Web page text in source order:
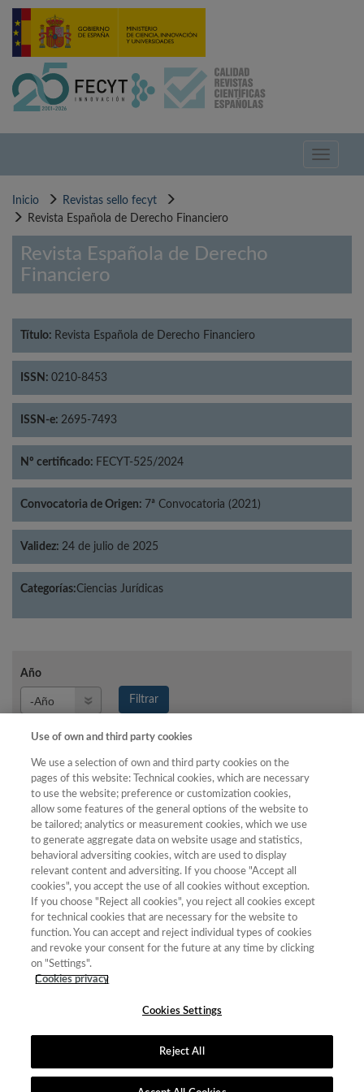
Pasar
contenido
Toggle
Inicio
Revistas sello fecyt
Revista Española de Derecho Financiero
Revista Española de Derecho
Financiero
Título: Revista Española de Derecho Financiero
ISSN: 0210-8453
ISSN-e: 2695-7493
Nº certificado: FECYT-525/2024
Convocatoria de Origen: 7ª Convocatoria (2021)
Validez: 24 de julio de 2025
Categorías:Ciencias Jurídicas
Año
Filtrar
Año Categoría
Puntuación
Posición
Total de
revistas
2021
Ciencias
Jurídicas
14.96 48 49
Ciencias
Jurídicas
65 68
2023
Ciencias
Jurídicas
14.55 68 68
2020
Ciencias
Jurídicas
calidad|Aviso Legal y Política de Privacidad
Use of own and third party cookies
We use a selection of own and third party cookies on the
pages of this website: Technical cookies, which are necessary
to use the website; preference or customization cookies,
allow some features of the general options of the website to
be tailored; analytics or measurement cookies, which we use
to generate aggregate data on website usage and statistics,
behavioral adversiting cookies, witch are used to display
relevant content and adversiting. If you choose "Accept all
cookies", you accept the use of all cookies without exception.
If you choose "Reject all cookies", you reject all cookies except
for technical cookies that are necessary for the website to
function. You can accept and reject individual types of cookies
and revoke your consent for the future at any time by clicking
on "Settings".
Cookies privacy
Cookies Settings
Reject All